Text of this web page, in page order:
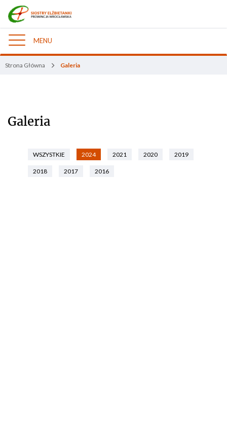
Nawigacja
MENU
Strona Główna Galeria
Galeria
WSZYSTKIE 2024 2021 2020 2019
2018 2017 2016